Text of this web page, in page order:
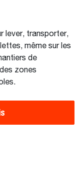
lever, transporter,
même sur les
de
zones